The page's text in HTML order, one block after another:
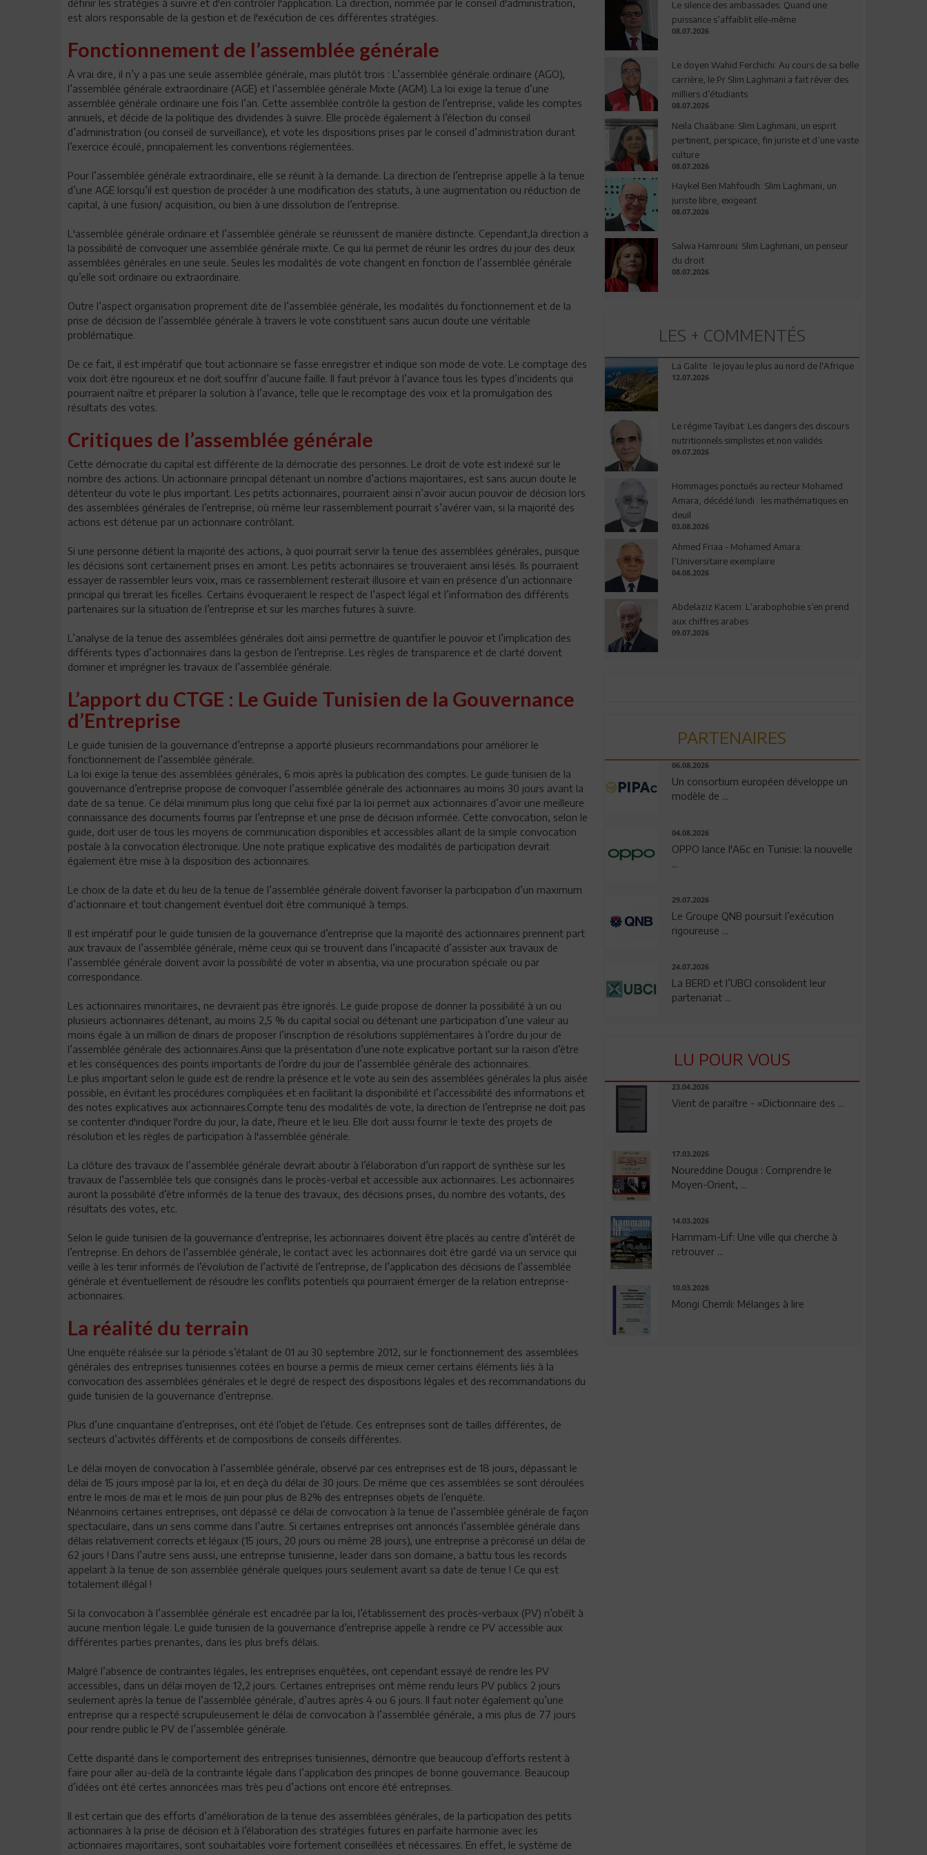
définir les stratégies à suivre et d'en contrôler l'application. La direction, nommée par le conseil d'administration,
est alors responsable de la gestion et de l'exécution de ces différentes stratégies.
Fonctionnement de l’assemblée générale
À vrai dire, il n’y a pas une seule assemblée générale, mais plutôt trois : L’assemblée générale ordinaire (AGO),
l’assemblée générale extraordinaire (AGE) et l’assemblée générale Mixte (AGM). La loi exige la tenue d’une
assemblée générale ordinaire une fois l’an. Cette assemblée contrôle la gestion de l’entreprise, valide les comptes
annuels, et décide de la politique des dividendes à suivre. Elle procède également à l’élection du conseil
d’administration (ou conseil de surveillance), et vote les dispositions prises par le conseil d’administration durant
l’exercice écoulé, principalement les conventions réglementées.
Pour l’assemblée générale extraordinaire, elle se réunit à la demande. La direction de l’entreprise appelle à la tenue
d’une AGE lorsqu’il est question de procéder à une modification des statuts, à une augmentation ou réduction de
capital, à une fusion/ acquisition, ou bien à une dissolution de l’entreprise.
L'assemblée générale ordinaire et l’assemblée générale se réunissent de manière distincte. Cependant,la direction a
la possibilité de convoquer une assemblée générale mixte. Ce qui lui permet de réunir les ordres du jour des deux
assemblées générales en une seule. Seules les modalités de vote changent en fonction de l’assemblée générale
qu’elle soit ordinaire ou extraordinaire.
Outre l’aspect organisation proprement dite de l’assemblée générale, les modalités du fonctionnement et de la
prise de décision de l’assemblée générale à travers le vote constituent sans aucun doute une véritable
problématique.
De ce fait, il est impératif que tout actionnaire se fasse enregistrer et indique son mode de vote. Le comptage des
voix doit être rigoureux et ne doit souffrir d’aucune faille. Il faut prévoir à l’avance tous les types d’incidents qui
pourraient naître et préparer la solution à l’avance, telle que le recomptage des voix et la promulgation des
résultats des votes.
Critiques de l’assemblée générale
Cette démocratie du capital est différente de la démocratie des personnes. Le droit de vote est indexé sur le
nombre des actions. Un actionnaire principal détenant un nombre d’actions majoritaires, est sans aucun doute le
détenteur du vote le plus important. Les petits actionnaires, pourraient ainsi n’avoir aucun pouvoir de décision lors
des assemblées générales de l’entreprise, où même leur rassemblement pourrait s’avérer vain, si la majorité des
actions est détenue par un actionnaire contrôlant.
Si une personne détient la majorité des actions, à quoi pourrait servir la tenue des assemblées générales, puisque
les décisions sont certainement prises en amont. Les petits actionnaires se trouveraient ainsi lésés. Ils pourraient
essayer de rassembler leurs voix, mais ce rassemblement resterait illusoire et vain en présence d’un actionnaire
principal qui tirerait les ficelles. Certains évoqueraient le respect de l’aspect légal et l’information des différents
partenaires sur la situation de l’entreprise et sur les marches futures à suivre.
L’analyse de la tenue des assemblées générales doit ainsi permettre de quantifier le pouvoir et l’implication des
différents types d’actionnaires dans la gestion de l’entreprise. Les règles de transparence et de clarté doivent
dominer et imprégner les travaux de l’assemblée générale.
L’apport du CTGE : Le Guide Tunisien de la Gouvernance
d’Entreprise
Le guide tunisien de la gouvernance d’entreprise a apporté plusieurs recommandations pour améliorer le
fonctionnement de l’assemblée générale.
La loi exige la tenue des assemblées générales, 6 mois après la publication des comptes. Le guide tunisien de la
gouvernance d’entreprise propose de convoquer l’assemblée générale des actionnaires au moins 30 jours avant la
date de sa tenue. Ce délai minimum plus long que celui fixé par la loi permet aux actionnaires d’avoir une meilleure
connaissance des documents fournis par l’entreprise et une prise de décision informée. Cette convocation, selon le
guide, doit user de tous les moyens de communication disponibles et accessibles allant de la simple convocation
postale à la convocation électronique. Une note pratique explicative des modalités de participation devrait
également être mise à la disposition des actionnaires.
Le choix de la date et du lieu de la tenue de l’assemblée générale doivent favoriser la participation d’un maximum
d’actionnaire et tout changement éventuel doit être communiqué à temps.
Il est impératif pour le guide tunisien de la gouvernance d’entreprise que la majorité des actionnaires prennent part
aux travaux de l’assemblée générale, même ceux qui se trouvent dans l’incapacité d’assister aux travaux de
l’assemblée générale doivent avoir la possibilité de voter in absentia, via une procuration spéciale ou par
correspondance.
Les actionnaires minoritaires, ne devraient pas être ignorés. Le guide propose de donner la possibilité à un ou
plusieurs actionnaires détenant, au moins 2,5 % du capital social ou détenant une participation d’une valeur au
moins égale à un million de dinars de proposer l’inscription de résolutions supplémentaires à l’ordre du jour de
l’assemblée générale des actionnaires.Ainsi que la présentation d’une note explicative portant sur la raison d’être
et les conséquences des points importants de l’ordre du jour de l’assemblée générale des actionnaires.
Le plus important selon le guide est de rendre la présence et le vote au sein des assemblées générales la plus aisée
possible, en évitant les procédures compliquées et en facilitant la disponibilité et l’accessibilité des informations et
des notes explicatives aux actionnaires.Compte tenu des modalités de vote, la direction de l’entreprise ne doit pas
se contenter d'indiquer l'ordre du jour, la date, l'heure et le lieu. Elle doit aussi fournir le texte des projets de
résolution et les règles de participation à l'assemblée générale.
La clôture des travaux de l’assemblée générale devrait aboutir à l’élaboration d’un rapport de synthèse sur les
travaux de l’assemblée tels que consignés dans le procès-verbal et accessible aux actionnaires. Les actionnaires
auront la possibilité d’être informés de la tenue des travaux, des décisions prises, du nombre des votants, des
résultats des votes, etc.
Selon le guide tunisien de la gouvernance d’entreprise, les actionnaires doivent être placés au centre d’intérêt de
l’entreprise. En dehors de l’assemblée générale, le contact avec les actionnaires doit être gardé via un service qui
veille à les tenir informés de l’évolution de l’activité de l’entreprise, de l’application des décisions de l’assemblée
générale et éventuellement de résoudre les conflits potentiels qui pourraient émerger de la relation entreprise-
actionnaires.
La réalité du terrain
Une enquête réalisée sur la période s’étalant de 01 au 30 septembre 2012, sur le fonctionnement des assemblées
générales des entreprises tunisiennes cotées en bourse a permis de mieux cerner certains éléments liés à la
convocation des assemblées générales et le degré de respect des dispositions légales et des recommandations du
guide tunisien de la gouvernance d’entreprise.
Plus d’une cinquantaine d’entreprises, ont été l’objet de l’étude. Ces entreprises sont de tailles différentes, de
secteurs d’activités différents et de compositions de conseils différentes.
Le délai moyen de convocation à l’assemblée générale, observé par ces entreprises est de 18 jours, dépassant le
délai de 15 jours imposé par la loi, et en deçà du délai de 30 jours. De même que ces assemblées se sont déroulées
entre le mois de mai et le mois de juin pour plus de 82% des entreprises objets de l’enquête.
Néanmoins certaines entreprises, ont dépassé ce délai de convocation à la tenue de l’assemblée générale de façon
spectaculaire, dans un sens comme dans l’autre. Si certaines entreprises ont annoncés l’assemblée générale dans
délais relativement corrects et légaux (15 jours, 20 jours ou même 28 jours), une entreprise a préconisé un délai de
62 jours ! Dans l’autre sens aussi, une entreprise tunisienne, leader dans son domaine, a battu tous les records
appelant à la tenue de son assemblée générale quelques jours seulement avant sa date de tenue ! Ce qui est
totalement illégal !
Si la convocation à l’assemblée générale est encadrée par la loi, l’établissement des procès-verbaux (PV) n’obéît à
aucune mention légale. Le guide tunisien de la gouvernance d’entreprise appelle à rendre ce PV accessible aux
différentes parties prenantes, dans les plus brefs délais.
Malgré l’absence de contraintes légales, les entreprises enquêtées, ont cependant essayé de rendre les PV
accessibles, dans un délai moyen de 12,2 jours. Certaines entreprises ont même rendu leurs PV publics 2 jours
seulement après la tenue de l’assemblée générale, d’autres après 4 ou 6 jours. Il faut noter également qu’une
entreprise qui a respecté scrupuleusement le délai de convocation à l’assemblée générale, a mis plus de 77 jours
pour rendre public le PV de l’assemblée générale.
Cette disparité dans le comportement des entreprises tunisiennes, démontre que beaucoup d’efforts restent à
faire pour aller au-delà de la contrainte légale dans l’application des principes de bonne gouvernance. Beaucoup
d’idées ont été certes annoncées mais très peu d’actions ont encore été entreprises.
Il est certain que des efforts d’amélioration de la tenue des assemblées générales, de la participation des petits
actionnaires à la prise de décision et à l’élaboration des stratégies futures en parfaite harmonie avec les
actionnaires majoritaires, sont souhaitables voire fortement conseillées et nécessaires. En effet, le système de
Le silence des ambassades: Quand une
puissance s’affaiblit elle-même
08.07.2026
Le doyen Wahid Ferchichi: Au cours de sa belle
carrière, le Pr Slim Laghmani a fait rêver des
milliers d’étudiants
08.07.2026
Neila Chaâbane: Slim Laghmani, un esprit
pertinent, perspicace, fin juriste et d’une vaste
culture
08.07.2026
Haykel Ben Mahfoudh: Slim Laghmani, un
juriste libre, exigeant
08.07.2026
Salwa Hamrouni: Slim Laghmani, un penseur
du droit
08.07.2026
LES + COMMENTÉS
La Galite : le joyau le plus au nord de l'Afrique
12.07.2026
Le régime Tayibat: Les dangers des discours
nutritionnels simplistes et non validés
09.07.2026
Hommages ponctués au recteur Mohamed
Amara, décédé lundi : les mathématiques en
deuil
03.08.2026
Ahmed Friaa - Mohamed Amara:
l’Universitaire exemplaire
04.08.2026
Abdelaziz Kacem: L’arabophobie s’en prend
aux chiffres arabes
09.07.2026
PARTENAIRES
06.08.2026
Un consortium européen développe un
modèle de ...
04.08.2026
OPPO lance l'A6c en Tunisie: la nouvelle
29.07.2026
Le Groupe QNB poursuit l’exécution
rigoureuse ...
24.07.2026
La BERD et l’UBCI consolident leur
partenariat ...
LU POUR VOUS
23.04.2026
Vient de paraître - «Dictionnaire des ...
17.03.2026
Noureddine Dougui : Comprendre le
Moyen-Orient, ...
14.03.2026
Hammam-Lif: Une ville qui cherche à
retrouver ...
10.03.2026
Mongi Chemli: Mélanges à lire